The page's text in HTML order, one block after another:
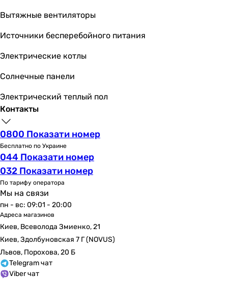
Вытяжные вентиляторы
Источники бесперебойного питания
Электрические котлы
Солнечные панели
Электрический теплый пол
Контакты
0800 Показати номер
Бесплатно по Украине
044 Показати номер
032 Показати номер
По тарифу оператора
Мы на связи
пн - вс: 09:01 - 20:00
Адреса магазинов
Киев, Всеволода Змиенко, 21
Киев, Здолбуновская 7 Г (NOVUS)
Львов, Порохова, 20 Б
Telegram чат
Viber чат